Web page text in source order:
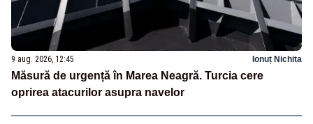
9 aug. 2026, 12:45 Ionuț Nichita
Măsură de urgență în Marea Neagră. Turcia cere
oprirea atacurilor asupra navelor